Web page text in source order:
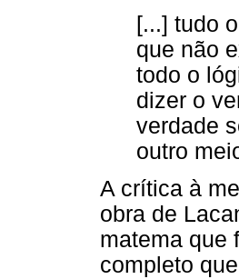
[...] tudo
que não
todo o
dizer o
verdade
outro
A crítica à
obra de
matema que
completo